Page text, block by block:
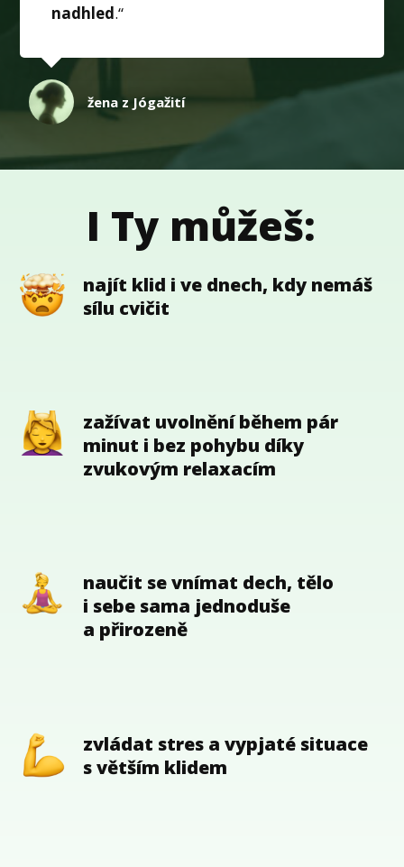
nadhled.“
žena z Jógažití
I Ty můžeš:
najít klid i ve dnech, kdy nemáš
sílu cvičit
zažívat uvolnění během pár
minut i bez pohybu díky
zvukovým relaxacím
naučit se vnímat dech, tělo
i sebe sama jednoduše
a přirozeně
zvládat stres a vypjaté situace
s větším klidem